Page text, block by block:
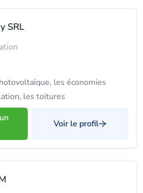
SRL
les économies
les toitures
Voir le profil